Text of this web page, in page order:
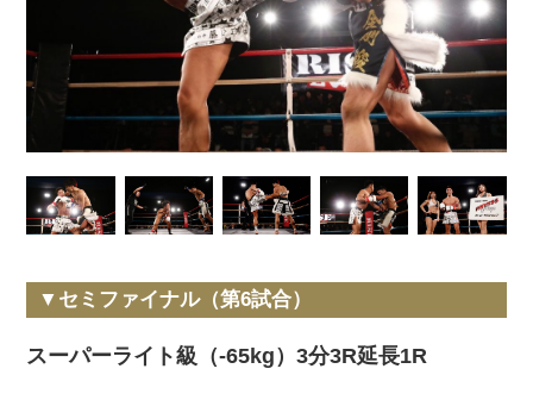
▼セミファイナル（第6試合）
スーパーライト級（-65kg）3分3R延長1R